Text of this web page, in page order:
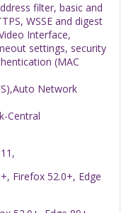
filter, basic and
WSSE and digest
Interface,
settings, security
(MAC
Network
Central
Firefox 52.0+, Edge